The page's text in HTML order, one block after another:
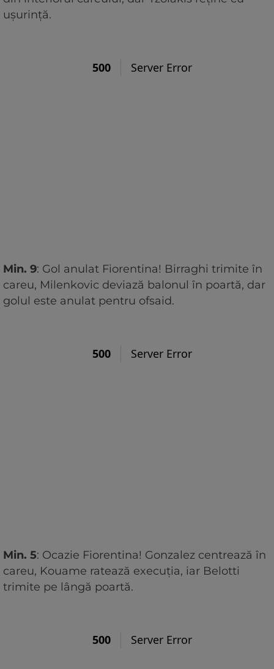
ușurință.
Min. 9: Gol anulat Fiorentina! Birraghi trimite în
careu, Milenkovic deviază balonul în poartă, dar
golul este anulat pentru ofsaid.
Min. 5: Ocazie Fiorentina! Gonzalez centrează în
careu, Kouame ratează execuția, iar Belotti
trimite pe lângă poartă.